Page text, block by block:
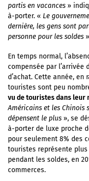
partis en vacances »
à-porter. « Le
dernière, les gens sont
personne pour les soldes
En temps normal,
compensée par
d’achat. Cette année,
touristes sont peu
vu de touristes dans leur
Américains et les Chinois
dépensent le plus », se
à-porter de luxe proche
pour seulement 8% des
touristes représente
pendant les soldes, en
commerces.